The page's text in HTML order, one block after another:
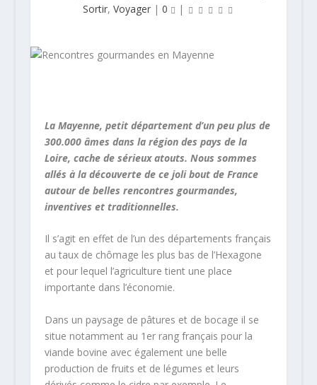
Sortir,Voyager |0 |
La Mayenne, petit département d’un peu plus de
300.000 âmes dans la région des pays de la
Loire, cache de sérieux atouts. Nous sommes
allés à la découverte de ce joli bout de France
autour de belles rencontres gourmandes,
inventives et traditionnelles.
Il s’agit en effet de l’un des départements français
au taux de chômage les plus bas de l’Hexagone
et pour lequel l’agriculture tient une place
importante dans l’économie.
Dans un paysage de pâtures et de bocage il se
situe notamment au 1 errang français pour la
viande bovine avec également une belle
production de fruits et de légumes et leurs